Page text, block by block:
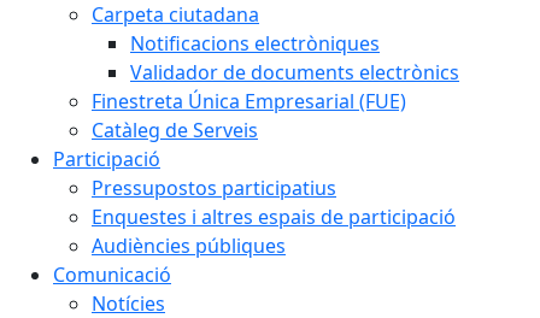
Carpeta ciutadana
Notificacions electròniques
Validador de documents electrònics
Finestreta Única Empresarial (FUE)
Catàleg de Serveis
Participació
Pressupostos participatius
Enquestes i altres espais de participació
Audiències públiques
Comunicació
Notícies